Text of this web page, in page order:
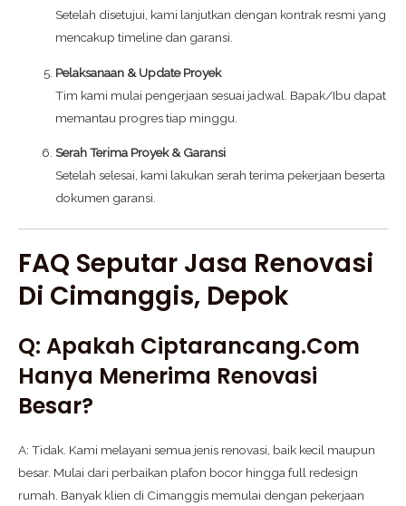
Setelah disetujui, kami lanjutkan dengan kontrak resmi yang
mencakup timeline dan garansi.
Pelaksanaan & Update Proyek
Tim kami mulai pengerjaan sesuai jadwal. Bapak/Ibu dapat
memantau progres tiap minggu.
Serah Terima Proyek & Garansi
Setelah selesai, kami lakukan serah terima pekerjaan beserta
dokumen garansi.
FAQ Seputar Jasa Renovasi
Di Cimanggis, Depok
Q: Apakah Ciptarancang.com
Hanya Menerima Renovasi
Besar?
A: Tidak. Kami melayani semua jenis renovasi, baik kecil maupun
besar. Mulai dari perbaikan plafon bocor hingga full redesign
rumah. Banyak klien di Cimanggis memulai dengan pekerjaan